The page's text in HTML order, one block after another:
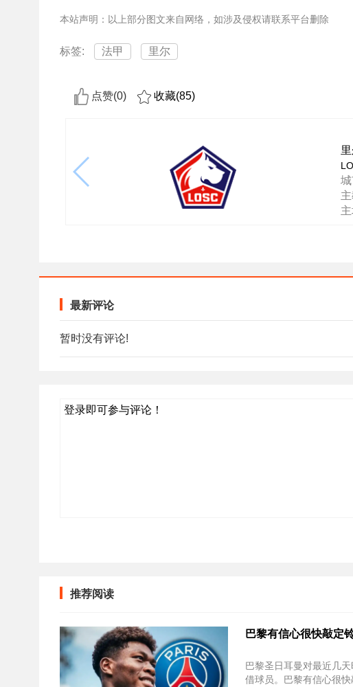
本站声明：以上部分图文来自网络，如涉及侵权请联系平台删除
标签: 法甲 里尔
点赞(0) 收藏(85)
最新评论
暂时没有评论!
登录即可参与评论！
推荐阅读
巴黎有信心很快敲定
巴黎圣日耳曼对最近几
借球员。巴黎有信心很